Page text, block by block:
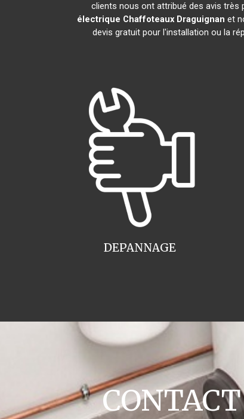
clients nous ont attribué des avis très
électrique Chaffoteaux Draguignan et
devis gratuit pour l'installation ou la
DEPANNAGE